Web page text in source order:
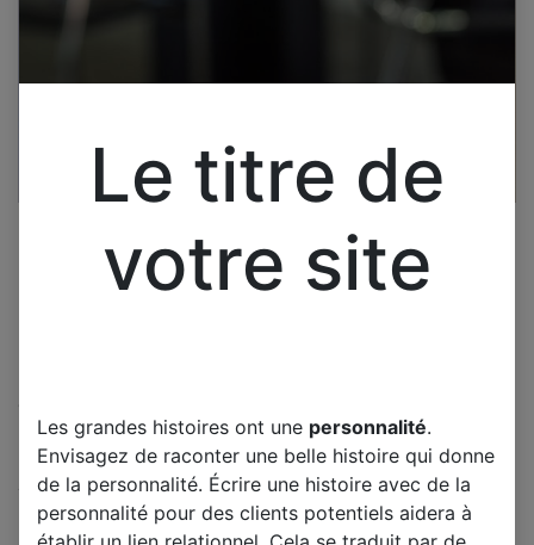
PHILIPS 25PF5321/12 CARTE
ALIMENTATION 3122 133
32834
Le titre de
votre site
Les grandes histoires ont une personnalité.
Envisagez de raconter une belle histoire qui donne
de la personnalité. Écrire une histoire avec de la
personnalité pour des clients potentiels aidera à